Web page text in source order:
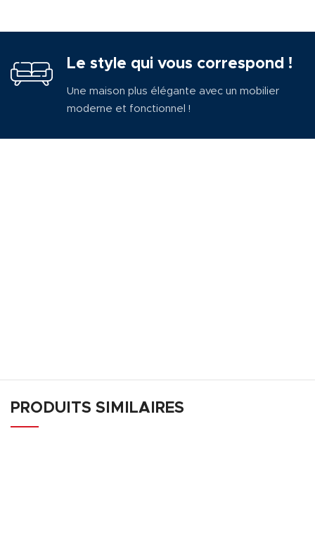
Le style qui vous correspond !
Une maison plus élégante avec un mobilier
moderne et fonctionnel !
PRODUITS SIMILAIRES